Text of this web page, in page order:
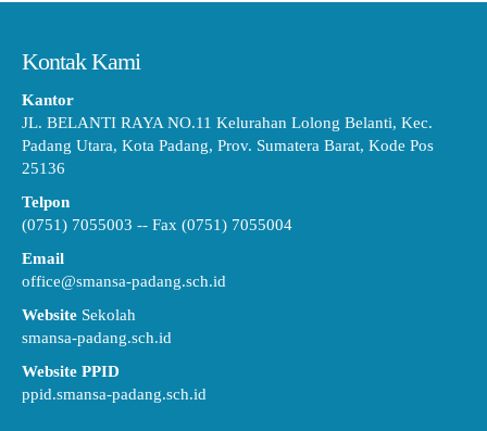
Kontak Kami
Kantor
JL. BELANTI RAYA NO.11 Kelurahan Lolong Belanti, Kec.
Padang Utara, Kota Padang, Prov. Sumatera Barat, Kode Pos
25136
Telpon
(0751) 7055003 -- Fax (0751) 7055004
Email
office@smansa-padang.sch.id
Website Sekolah
smansa-padang.sch.id
Website PPID
ppid.smansa-padang.sch.id